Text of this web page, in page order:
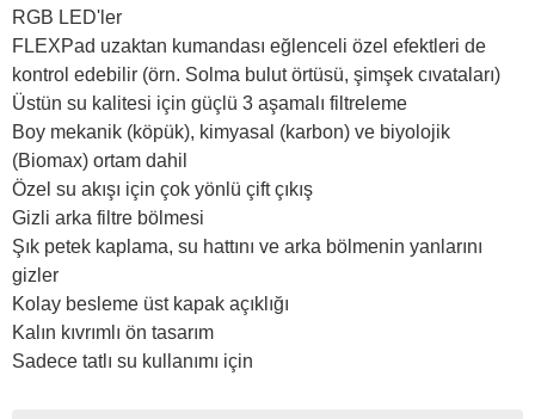
RGB LED'ler
FLEXPad uzaktan kumandası eğlenceli özel efektleri de
kontrol edebilir (örn. Solma bulut örtüsü, şimşek cıvataları)
Üstün su kalitesi için güçlü 3 aşamalı filtreleme
Boy mekanik (köpük), kimyasal (karbon) ve biyolojik
(Biomax) ortam dahil
Özel su akışı için çok yönlü çift çıkış
Gizli arka filtre bölmesi
Şık petek kaplama, su hattını ve arka bölmenin yanlarını
gizler
Kolay besleme üst kapak açıklığı
Kalın kıvrımlı ön tasarım
Sadece tatlı su kullanımı için